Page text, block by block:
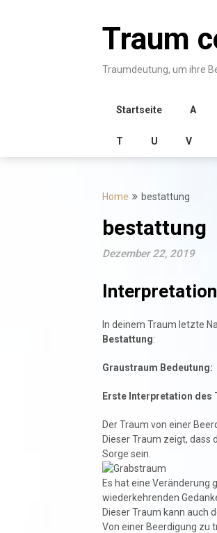
Traum
Traumdeutung, um ihre
Startseite A
T U V
Home bestattung
bestattung
Dezember 22, 2019
In deinem Traum letzte
Bestattung:
Graustraum Bedeutung:
Erste Interpretation des
Der Traum von einer
Dieser Traum zeigt, dass
Sorge sein.
Es hat eine Veränderung
wiederkehrenden
Dieser Traum kann auch
Von einer Beerdigung zu